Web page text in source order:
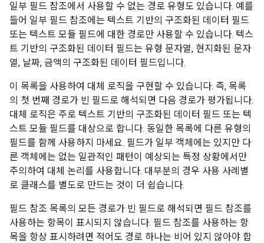
일부 필드 참조에서 사용할 수 없는 경로 유형도 있습니다. 예를
들어 일부 필드 참조에는 텍스트 기반의 구조화된 데이터 필드
또는 텍스트 모듈 필드에 대한 경로만 사용할 수 있습니다. 텍스
트 기반의 구조화된 데이터 필드는 유형 문자열, 현지화된 문자
열, 날짜, 금액의 구조화된 데이터 필드입니다.
이 목록을 사용하여 대체 로직을 구현할 수 있습니다. 즉, 목록
의 첫 번째 경로가 빈 필드로 해석되면 다음 경로가 평가됩니다.
대체 로직은 주로 텍스트 기반의 구조화된 데이터 필드 또는 텍
스트 모듈 필드를 대상으로 합니다. 동일한 목록에 다른 유형의
필드를 함께 사용하지 마세요. 필드가 일부 객체에는 있지만 다
른 객체에는 없는 일관적인 패턴이 예상되는 특정 상황에서만
주의하여 대체 논리를 사용합니다. 대부분의 경우 사용 사례별
로 클래스를 별도로 만드는 것이 더 쉽습니다.
필드 참조 목록의 모든 경로가 빈 필드로 해석되면 필드 참조를
사용하는 항목이 표시되지 않습니다. 필드 참조를 사용하는 항
목을 항상 표시하려면 적어도 경로 하나는 비어 있지 않아야 합